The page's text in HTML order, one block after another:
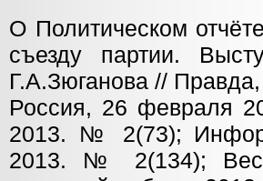
О Политическом
съезду партии.
Г.А.Зюганова //
Россия, 26 февраля
2013. № 2(73);
2013. № 2(134);